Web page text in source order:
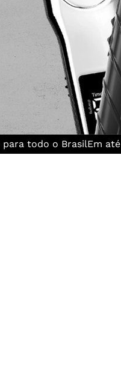
para todo o BrasilEm até